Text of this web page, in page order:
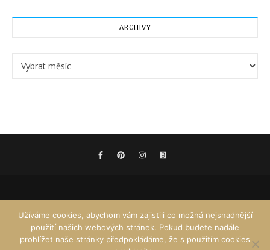
ARCHIVY
Užíváme cookies, abychom vám zajistili co možná nejsnadnější
použití našich webových stránek. Pokud budete nadále
prohlížet naše stránky předpokládáme, že s použitím cookies